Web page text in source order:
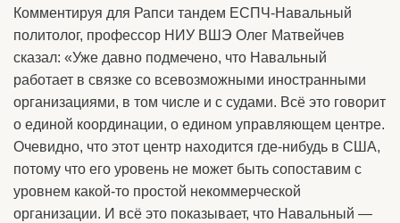
Комментируя для Рапси тандем ЕСПЧ-Навальный
политолог, профессор НИУ ВШЭ Олег Матвейчев
сказал: «Уже давно подмечено, что Навальный
работает в связке со всевозможными иностранными
организациями, в том числе и с судами. Всё это говорит
о единой координации, о едином управляющем центре.
Очевидно, что этот центр находится где-нибудь в США,
потому что его уровень не может быть сопоставим с
уровнем какой-то простой некоммерческой
организации. И всё это показывает, что Навальный —